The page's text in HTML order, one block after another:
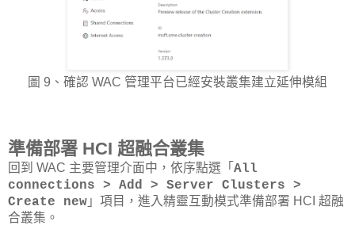
圖 9、確認 WAC 管理平台已經安裝叢集建立延伸模組
準備部署 HCI 超融合叢集
回到 WAC 主要管理介面中，依序點選「 All
connections > Add > Server Clusters >
Create new 」項目，進入精靈互動模式準備部署 HCI 超融
合叢集。